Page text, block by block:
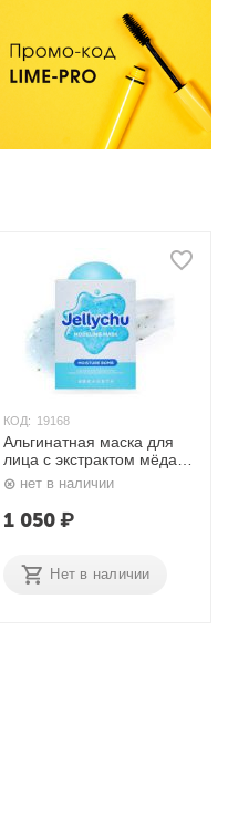
КОД: 19168
Альгинатная маска для
лица с экстрактом мёда и
семян баобаба Jellychu
Modeling Mask, 50 гх2
шт/5 гх2 шт. Beausta
нет в наличии
1 050₽
Нет в наличии